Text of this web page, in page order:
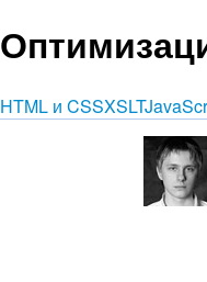
HTML и CSSXSLT